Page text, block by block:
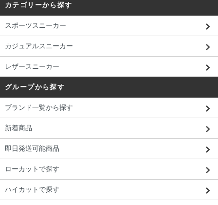
カテゴリーから探す
スポーツスニーカー
カジュアルスニーカー
レザースニーカー
グループから探す
ブランド一覧から探す
新着商品
即日発送可能商品
ローカットで探す
ハイカットで探す